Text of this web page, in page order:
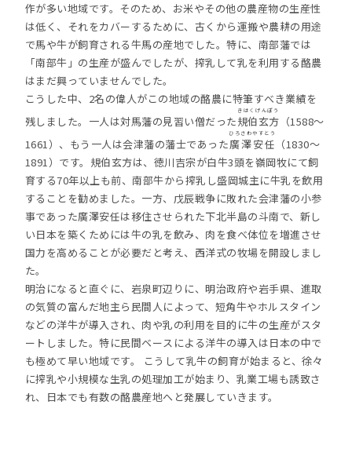
作が多い地域です。そのため、お米やその他の農産物の生産性
は低く、それをカバーするために、古くから運搬や農耕の用途
で馬や牛が飼育される牛馬の産地でした。特に、南部藩では
「南部牛」の生産が盛んでしたが、搾乳して乳を利用する酪農
はまだ興っていませんでした。
こうした中、2名の偉人がこの地域の酪農に特筆すべき業績を
残しました。一人は対馬藩の見習い僧だった規伯玄方
きはくげんぽう
（1588～
1661）、もう一人は会津藩の藩士であった廣澤安任
ひろさわやすとう
（1830～
1891）です。規伯玄方は、徳川吉宗が白牛3頭を嶺岡牧にて飼
育する70年以上も前、南部牛から搾乳し盛岡城主に牛乳を飲用
することを勧めました。一方、戊辰戦争に敗れた会津藩の小参
事であった廣澤安任は移住させられた下北半島の斗南で、新し
い日本を築くためには牛の乳を飲み、肉を食べ体位を増進させ
国力を高めることが必要だと考え、西洋式の牧場を開設しまし
た。
明治になると直ぐに、岩泉町辺りに、明治政府や岩手県、進取
の気質の富んだ地主ら民間人によって、短角牛やホルスタイン
などの洋牛が導入され、肉や乳の利用を目的に牛の生産がスタ
ートしました。特に民間ベースによる洋牛の導入は日本の中で
も極めて早い地域です。 こうして乳牛の飼育が始まると、徐々
に搾乳や小規模な生乳の処理加工が始まり、乳業工場も誘致さ
れ、日本でも有数の酪農産地へと発展していきます。